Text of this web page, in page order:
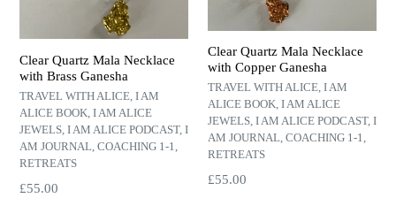
Clear Quartz Mala Necklace
with Brass Ganesha
TRAVEL WITH ALICE, I AM
ALICE BOOK, I AM ALICE
JEWELS, I AM ALICE PODCAST, I
AM JOURNAL, COACHING 1-1,
RETREATS
Harga
£55.00
Clear Quartz Mala Necklace
with Copper Ganesha
TRAVEL WITH ALICE, I AM
ALICE BOOK, I AM ALICE
JEWELS, I AM ALICE PODCAST, I
AM JOURNAL, COACHING 1-1,
RETREATS
Harga
£55.00